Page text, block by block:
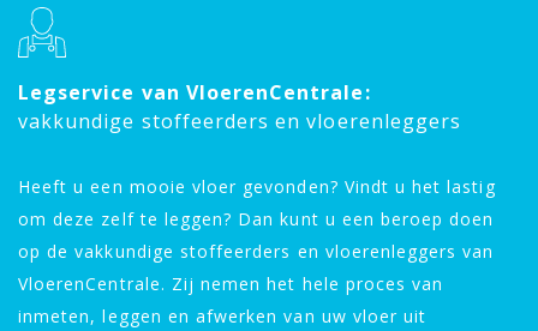
Legservice van VloerenCentrale:
vakkundige stoffeerders en vloerenleggers
Heeft u een mooie vloer gevonden? Vindt u het lastig
om deze zelf te leggen? Dan kunt u een beroep doen
op de vakkundige stoffeerders en vloerenleggers van
VloerenCentrale. Zij nemen het hele proces van
inmeten, leggen en afwerken van uw vloer uit